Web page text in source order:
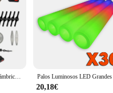
Cortacésped eléctrico inalámbrico, herramienta de jardín con 2 baterías de piezas y 21V, taza de combustible de mano ajustable, 850W, 18000PRM
20,18€